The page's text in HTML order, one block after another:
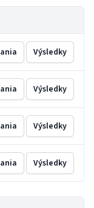
Výsledky
Výsledky
Výsledky
Výsledky